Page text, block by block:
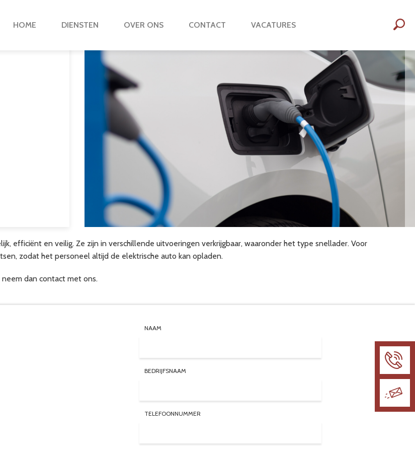
HOME DIENSTEN OVER ONS CONTACT VACATURES
efficiënt en veilig. Ze zijn in verschillende uitvoeringen verkrijgbaar, waaronder het type snellader. Voor
zodat het personeel altijd de elektrische auto kan opladen.
dan contact met ons.
NAAM
BEDRIJFSNAAM
TELEFOONNUMMER